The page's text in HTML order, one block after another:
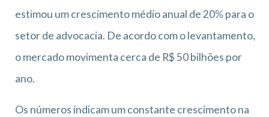
estimou um crescimento médio anual de 20% para o
setor de advocacia. De acordo com o levantamento,
o mercado movimenta cerca de R$ 50 bilhões por
ano.
Os números indicam um constante crescimento na